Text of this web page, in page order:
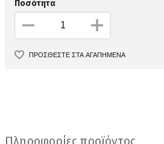
Ποσότητα
ΠΡΟΣΘΕΣΤΕ ΣΤΑ ΑΓΑΠΗΜΕΝΑ
Πληροφορίες προϊόντος